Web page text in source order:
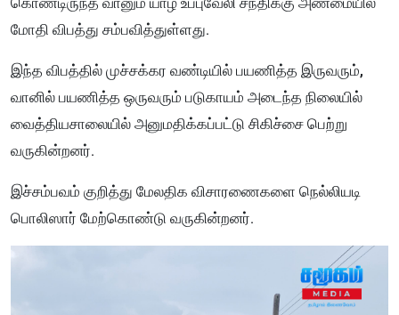
மோதி விபத்து சம்பவித்துள்ளது.
இந்த விபத்தில் முச்சக்கர வண்டியில் பயணித்த இருவரும்,
வானில் பயணித்த ஒருவரும் படுகாயம் அடைந்த நிலையில்
வைத்தியசாலையில் அனுமதிக்கப்பட்டு சிகிச்சை பெற்று
வருகின்றனர்.
இச்சம்பவம் குறித்து மேலதிக விசாரணைகளை நெல்லியடி
பொலிஸார் மேற்கொண்டு வருகின்றனர்.